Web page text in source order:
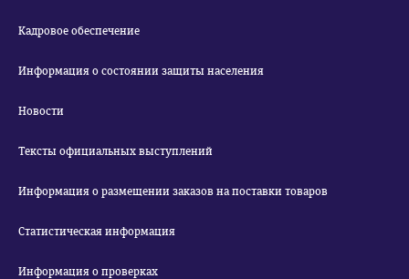
Кадровое обеспечение
Информация о состоянии защиты населения
Новости
Тексты официальных выступлений
Информация о размещении заказов на поставки товаров
Статистическая информация
Информация о проверках